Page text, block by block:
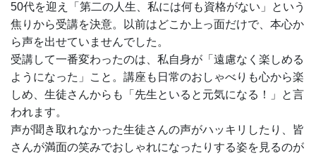
50代を迎え「第二の人生、私には何も資格がない」という
焦りから受講を決意。以前はどこか上っ面だけで、本心か
ら声を出せていませんでした。
受講して一番変わったのは、私自身が「遠慮なく楽しめる
ようになった」こと。講座も日常のおしゃべりも心から楽
しめ、生徒さんからも「先生といると元気になる！」と言
われます。
声が聞き取れなかった生徒さんの声がハッキリしたり、皆
さんが満面の笑みでおしゃれになったりする姿を見るのが